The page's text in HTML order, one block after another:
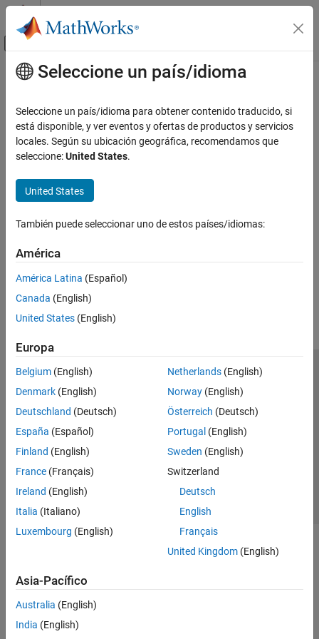
Saltar al contenido
Mostrar/ocultar menú de navegación
Inicio de Documentación
Contenido principal
¿Qué tan útil fue esta traducción?
Seleccione un país/idioma
Seleccione un país/idioma para obtener contenido traducido, si
está disponible, y ver eventos y ofertas de productos y servicios
locales. Según su ubicación geográfica, recomendamos que
seleccione:United States.
United States
También puede seleccionar uno de estos países/idiomas:
América
América Latina (Español)
Canada (English)
United States (English)
Europa
Belgium (English)
Denmark (English)
Deutschland (Deutsch)
España (Español)
Finland (English)
France (Français)
Ireland (English)
Italia (Italiano)
Luxembourg (English)
Netherlands(English)
Norway(English)
Österreich (Deutsch)
Portugal (English)
Sweden (English)
Switzerland
Deutsch
English
Français
United Kingdom(English)
Asia-Pacífico
Australia (English)
India (English)
Centro de confianza
Marcas comerciales
Política de privacidad
Antipiratería
Estado de las aplicaciones
Información de contacto
© 1994-2026 The MathWorks, Inc.
Seleccione un país/